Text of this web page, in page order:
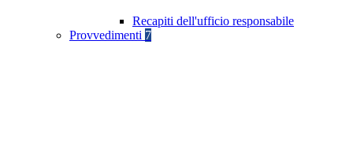
Recapiti dell'ufficio responsabile
Provvedimenti 7